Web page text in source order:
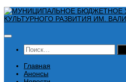
Перейти
к
Найти:
Главная
Анонсы